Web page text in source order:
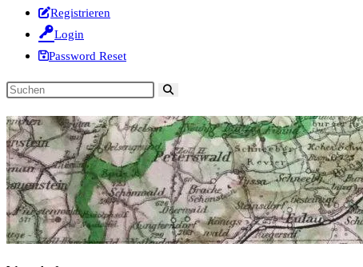
Registrieren
Login
Password Reset
Diese
durchsuchen